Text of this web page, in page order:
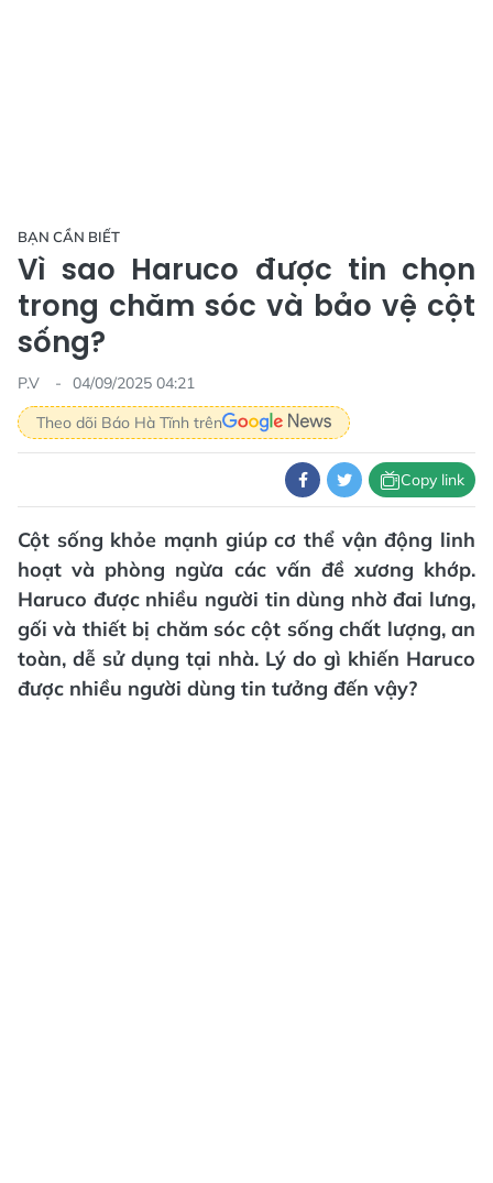
BẠN CẦN BIẾT
Vì sao Haruco được tin chọn
trong chăm sóc và bảo vệ cột
sống?
P.V
04/09/2025 04:21
Theo dõi Báo Hà Tĩnh trên
Copy link
Cột sống khỏe mạnh giúp cơ thể vận động linh
hoạt và phòng ngừa các vấn đề xương khớp.
Haruco được nhiều người tin dùng nhờ đai lưng,
gối và thiết bị chăm sóc cột sống chất lượng, an
toàn, dễ sử dụng tại nhà. Lý do gì khiến Haruco
được nhiều người dùng tin tưởng đến vậy?